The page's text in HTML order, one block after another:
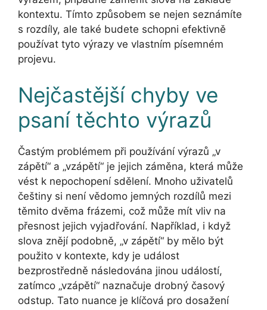
kontextu. Tímto způsobem se nejen seznámíte
s rozdíly, ale také budete schopni efektivně
používat tyto výrazy ve vlastním písemném
projevu.
Nejčastější chyby ve
psaní těchto výrazů
Častým problémem při používání výrazů „v
zápětí“ a „vzápětí“ je jejich záměna, která může
vést k nepochopení sdělení. Mnoho uživatelů
češtiny si není vědomo jemných rozdílů mezi
těmito dvěma frázemi, což může mít vliv na
přesnost jejich vyjadřování. Například, i když
slova znějí podobně, „v zápětí“ by mělo být
použito v kontexte, kdy je událost
bezprostředně následována jinou událostí,
zatímco „vzápětí“ naznačuje drobný časový
odstup. Tato nuance je klíčová pro dosažení